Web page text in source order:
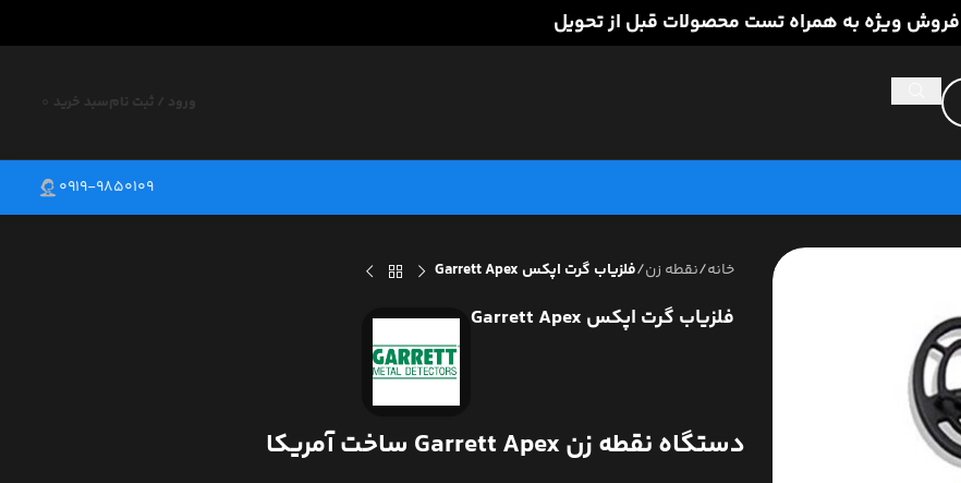
فروش ویژه به همراه تست محصولات قبل از تحویل
ورود / ثبت نام سبد خرید
0919-9850109
خانه/نقطه زن/فلزیاب گرت اپکس Garrett Apex
فلزیاب گرت اپکس Garrett Apex
دستگاه نقطه زن Garrett Apex ساخت آمریکا